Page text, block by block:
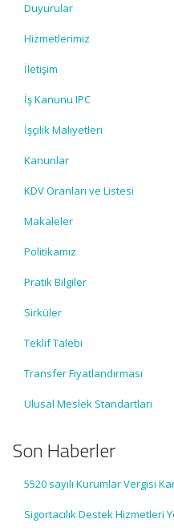
Duyurular
Hizmetlerimiz
İletişim
İş Kanunu IPC
İşçilik Maliyetleri
Kanunlar
KDV Oranları ve Listesi
Makaleler
Politikamız
Pratik Bilgiler
Sirküler
Teklif Talebi
Transfer Fiyatlandırması
Ulusal Meslek Standartları
Son Haberler
5520 sayılı Kurumlar Vergisi
Sigortacılık Destek Hizmetleri